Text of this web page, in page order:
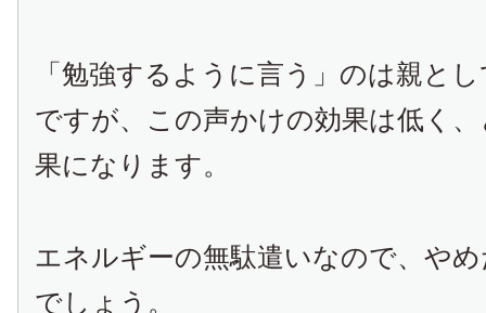
「勉強するように言う」のは親と
ですが、この声かけの効果は低く
果になります。
エネルギーの無駄遣いなので、や
でしょう。